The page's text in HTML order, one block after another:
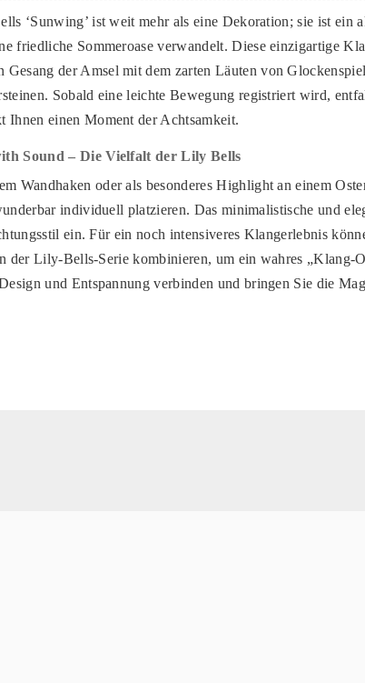
‘Sunwing’ ist weit mehr als eine Dekoration; sie ist ein
friedliche Sommeroase verwandelt. Diese einzigartige
Gesang der Amsel mit dem zarten Läuten von
Sobald eine leichte Bewegung registriert wird,
Ihnen einen Moment der Achtsamkeit.
Sound – Die Vielfalt der Lily Bells
Wandhaken oder als besonderes Highlight an einem
individuell platzieren. Das minimalistische und
ein. Für ein noch intensiveres Klangerlebnis
der Lily-Bells-Serie kombinieren, um ein wahres „Klang-
und Entspannung verbinden und bringen Sie die